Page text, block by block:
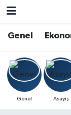
Genel
Genel Asayiş